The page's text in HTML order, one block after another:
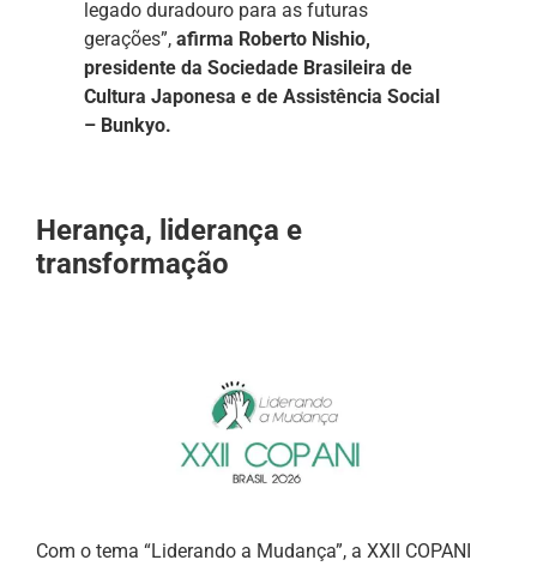
legado duradouro para as futuras
gerações”, afirma Roberto Nishio,
presidente da Sociedade Brasileira de
Cultura Japonesa e de Assistência Social
– Bunkyo.
Herança, liderança e
transformação
Com o tema “Liderando a Mudança”, a XXII COPANI